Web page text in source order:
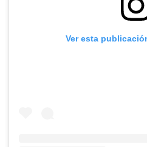
Ver esta